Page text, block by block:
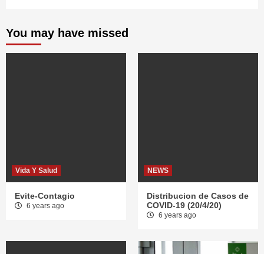
You may have missed
Vida Y Salud
Evite-Contagio
6 years ago
NEWS
Distribucion de Casos de
COVID-19 (20/4/20)
6 years ago